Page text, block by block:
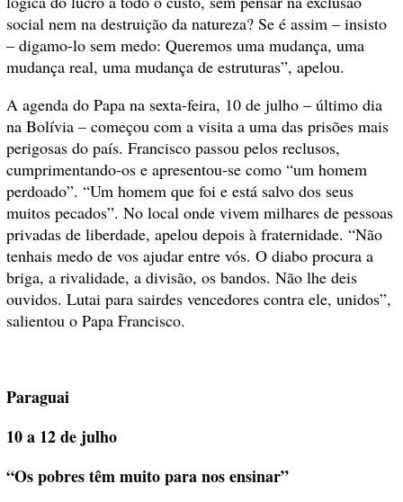
social nem na destruição da natureza? Se é assim – insisto
– digamo-lo sem medo: Queremos uma mudança, uma
mudança real, uma mudança de estruturas”, apelou.
A agenda do Papa na sexta-feira, 10 de julho – último dia
na Bolívia – começou com a visita a uma das prisões mais
perigosas do país. Francisco passou pelos reclusos,
cumprimentando-os e apresentou-se como “um homem
perdoado”. “Um homem que foi e está salvo dos seus
muitos pecados”. No local onde vivem milhares de pessoas
privadas de liberdade, apelou depois à fraternidade. “Não
tenhais medo de vos ajudar entre vós. O diabo procura a
briga, a rivalidade, a divisão, os bandos. Não lhe deis
ouvidos. Lutai para sairdes vencedores contra ele, unidos”,
salientou o Papa Francisco.
Paraguai
10 a 12 de julho
“Os pobres têm muito para nos ensinar”